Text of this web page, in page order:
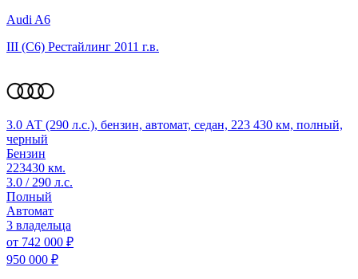
Audi A6
III (C6) Рестайлинг 2011 г.в.
3.0 АТ (290 л.с.), бензин, автомат, седан, 223 430 км, полный,
черный
Бензин
223430 км.
3.0 / 290 л.с.
Полный
Автомат
3 владельца
от 742 000 ₽
950 000 ₽